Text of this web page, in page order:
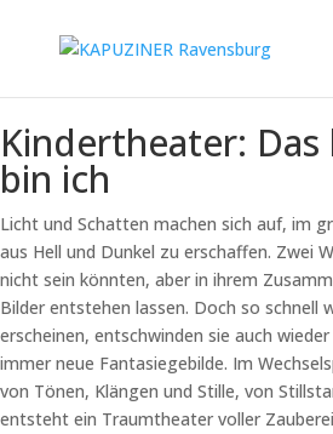
Kindertheater:
bin ich
Licht und Schatten machen sich auf, im
aus Hell und Dunkel zu erschaffen. Zwei
nicht sein könnten, aber in ihrem
Bilder entstehen lassen. Doch so schnell
erscheinen, entschwinden sie auch
immer neue Fantasiegebilde. Im
von Tönen, Klängen und Stille, von
entsteht ein Traumtheater voller